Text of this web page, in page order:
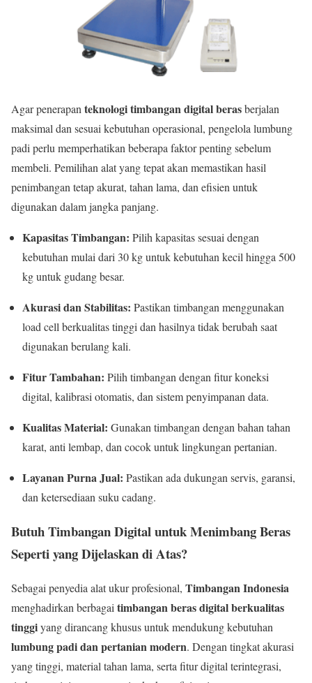
Agar penerapanteknologi timbangan digital berasberjalan
maksimal dan sesuai kebutuhan operasional, pengelola lumbung
padi perlu memperhatikan beberapa faktor penting sebelum
membeli. Pemilihan alat yang tepat akan memastikan hasil
penimbangan tetap akurat, tahan lama, dan efisien untuk
digunakan dalam jangka panjang.
Kapasitas Timbangan: Pilih kapasitas sesuai dengan
kebutuhan mulai dari 30 kg untuk kebutuhan kecil hingga 500
kg untuk gudang besar.
Akurasi dan Stabilitas: Pastikan timbangan menggunakan
load cell berkualitas tinggi dan hasilnya tidak berubah saat
digunakan berulang kali.
Fitur Tambahan: Pilih timbangan dengan fitur koneksi
digital, kalibrasi otomatis, dan sistem penyimpanan data.
Kualitas Material: Gunakan timbangan dengan bahan tahan
karat, anti lembap, dan cocok untuk lingkungan pertanian.
Layanan Purna Jual: Pastikan ada dukungan servis, garansi,
dan ketersediaan suku cadang.
Butuh Timbangan Digital untuk Menimbang Beras
Seperti yang Dijelaskan di Atas?
Sebagai penyedia alat ukur profesional, Timbangan Indonesia
menghadirkan berbagai timbangan beras digital berkualitas
tinggiyang dirancang khusus untuk mendukung kebutuhan
lumbung padi dan pertanian modern. Dengan tingkat akurasi
yang tinggi, material tahan lama, serta fitur digital terintegrasi,